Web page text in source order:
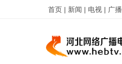
首页 | 新闻 | 电视 | 广